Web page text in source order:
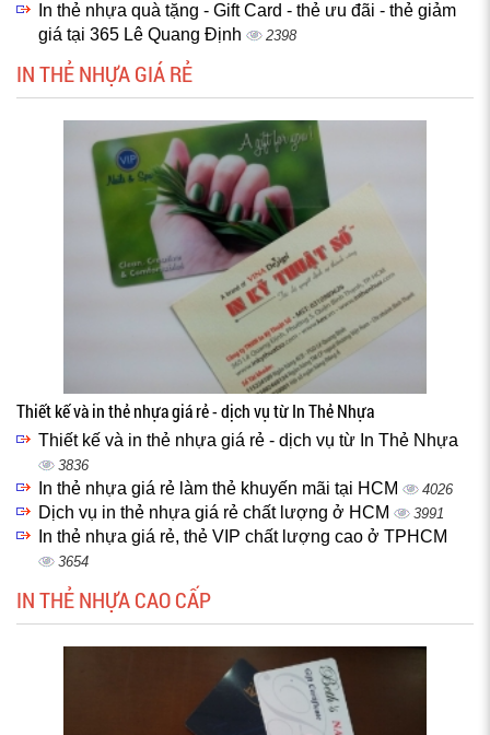
In thẻ nhựa quà tặng - Gift Card - thẻ ưu đãi - thẻ giảm
giá tại 365 Lê Quang Định
2398
IN THẺ NHỰA GIÁ RẺ
Thiết kế và in thẻ nhựa giá rẻ - dịch vụ từ In Thẻ Nhựa
Thiết kế và in thẻ nhựa giá rẻ - dịch vụ từ In Thẻ Nhựa
3836
In thẻ nhựa giá rẻ làm thẻ khuyến mãi tại HCM 4026
Dịch vụ in thẻ nhựa giá rẻ chất lượng ở HCM 3991
In thẻ nhựa giá rẻ, thẻ VIP chất lượng cao ở TPHCM
3654
IN THẺ NHỰA CAO CẤP